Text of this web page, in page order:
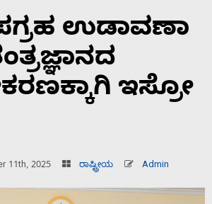
ಉಡಾವಣಾ
ಇಸ್ರೋ
11th, 2025 ರಾಷ್ಟ್ರೀಯ Admin